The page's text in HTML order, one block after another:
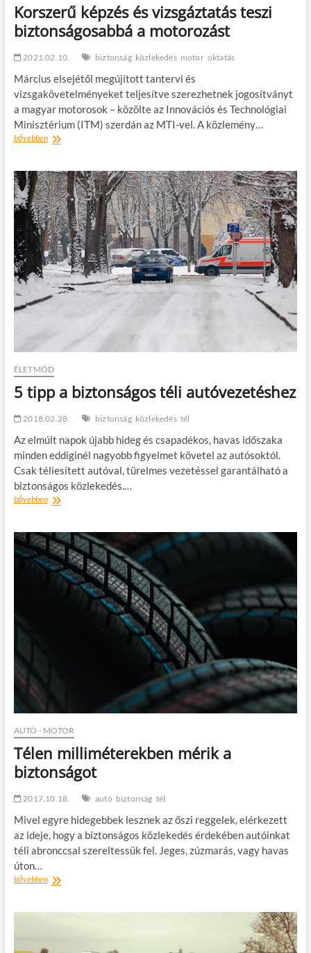
Korszerű képzés és vizsgáztatás teszi
biztonságosabbá a motorozást
2021.02.10. biztonság közlekedés motor oktatás
Március elsejétől megújított tantervi és
vizsgakövetelményeket teljesítve szerezhetnek jogosítványt
a magyar motorosok – közölte az Innovációs és Technológiai
Minisztérium (ITM) szerdán az MTI-vel. A közlemény…
bővebbenKorszerű
vizsgáztatás
teszi
biztonságosabbá
a
motorozást
ÉLETMÓD
5 tipp a biztonságos téli autóvezetéshez
2018.02.28. biztonság közlekedés tél
Az elmúlt napok újabb hideg és csapadékos, havas időszaka
minden eddiginél nagyobb figyelmet követel az autósoktól.
Csak téliesített autóval, türelmes vezetéssel garantálható a
biztonságos közlekedés.…
bővebben5
biztonságos
téli
autóvezetéshez
AUTÓ - MOTOR
Télen milliméterekben mérik a
biztonságot
2017.10.18. autó biztonság tél
Mivel egyre hidegebbek lesznek az őszi reggelek, elérkezett
az ideje, hogy a biztonságos közlekedés érdekében autóinkat
téli abronccsal szereltessük fel. Jeges, zúzmarás, vagy havas
úton…
bővebbenTélen